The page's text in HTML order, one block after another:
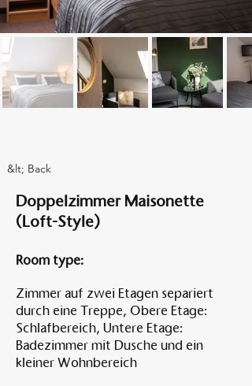
&lt; Back
Doppelzimmer Maisonette
(Loft-Style)
Room type:
Zimmer auf zwei Etagen separiert
durch eine Treppe, Obere Etage:
Schlafbereich, Untere Etage:
Badezimmer mit Dusche und ein
kleiner Wohnbereich